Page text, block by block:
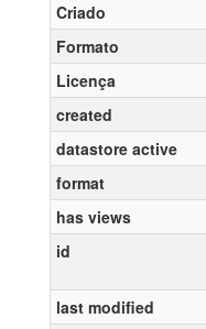
Criado
Formato
Licença
created
datastore active
format
has views
id
last modified